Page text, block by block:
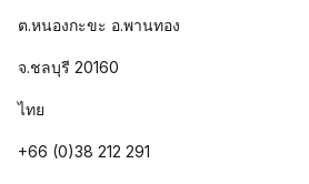
ต.หนองกะขะ อ.พานทอง
จ.ชลบุรี 20160
ไทย
+66 (0)38 212 291